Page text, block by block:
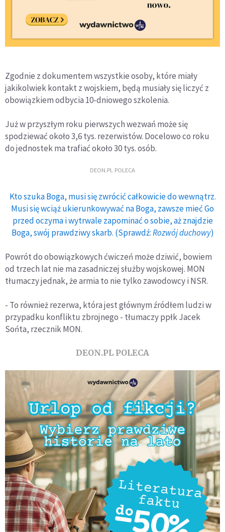
Zgodnie z dokumentem wszystkie osoby, które miały
jakikolwiek kontakt z wojskiem, będą musiały się liczyć z
obowiązkiem odbycia 10-dniowego szkolenia.
Już w przyszłym roku pierwszych wezwań może się
spodziewać około 3,6 tys. rezerwistów. Docelowo co roku
do jednostek ma trafiać około 30 tys. osób.
DEON.PL POLECA
Kto szuka Boga, musi się zwrócić całkowicie do wewnątrz.
Musi się wciąż ukierunkowywać na Boga, zawsze mieć Go
przed oczyma i wytrwale zapominać o sobie, aż znajdzie
Boga, swój prawdziwy skarb. (Sprawdź:Rozwój duchowy)
Powrót do obowiązkowych ćwiczeń może dziwić, bowiem
od trzech lat nie ma zasadniczej służby wojskowej. MON
tłumaczy jednak, że armia to nie tylko zawodowcy i NSR.
- To również rezerwa, która jest głównym źródłem ludzi w
przypadku konfliktu zbrojnego - tłumaczy ppłk Jacek
Sońta, rzecznik MON.
DEON.PL POLECA